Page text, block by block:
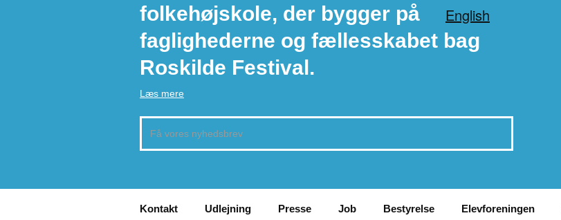
English
folkehøjskole, der bygger på
faglighederne og fællesskabet bag
Roskilde Festival.
Læs mere
Kontakt Udlejning Presse Job Bestyrelse Elevforeningen